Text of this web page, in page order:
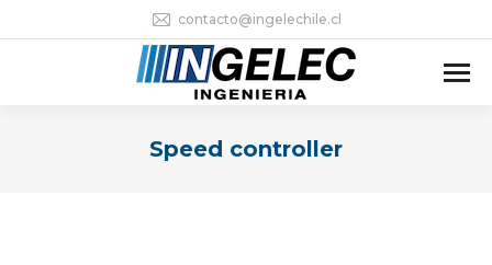
contacto@ingelechile.cl
Speed controller